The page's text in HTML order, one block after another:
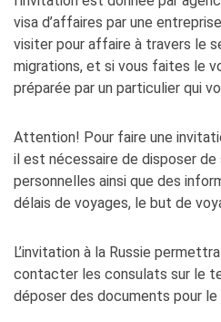
visa d’affaires par une
visiter pour affaire à travers le
migrations, et si vous faites le
préparée par un particulier qui
Attention! Pour faire une
il est nécessaire de disposer
personnelles ainsi que des
délais de voyages, le but de
L’invitation à la Russie
contacter les consulats sur le
déposer des documents pour le